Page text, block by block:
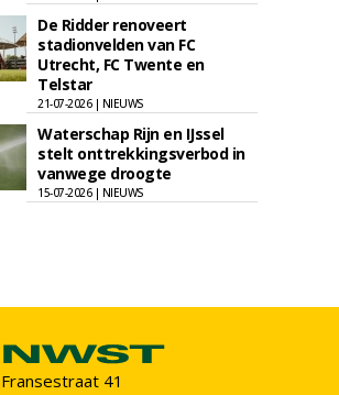
De Ridder renoveert
stadionvelden van FC
Utrecht, FC Twente en
Telstar
21-07-2026 | NIEUWS
Waterschap Rijn en IJssel
stelt onttrekkingsverbod in
vanwege droogte
15-07-2026 | NIEUWS
Fransestraat 41